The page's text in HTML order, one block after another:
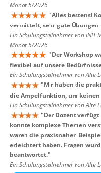
Monat 5/2026
"Alles bestens!
vermittelt, sehr gute Übungen
Ein Schulungsteilnehmer von INIT
Monat 5/2026
"Der Workshop
flexibel auf unsere
Ein Schulungsteilnehmer von Alte
"Mir haben die
die Ampelfunktion, um keinen
Ein Schulungsteilnehmer von Alte
"Der Dozent
konnte komplexe Themen
waren die praxisnahen
erleichtert haben. Fragen
beantwortet."
Ein Schulungsteilnehmer von Alte